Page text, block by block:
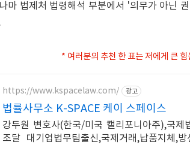
마 법제처 법령해석 부분에서 '의무가 아닌
* 여러분의 추천 한 표는 저에게 큰
https://www.kspacelaw.com/ 광고
법률사무소 K-SPACE 케이 스페이스
강두원 변호사(한국/미국 캘리포니아주),국제
조달 대기업법무팀출신,국제거래,납품지체,방